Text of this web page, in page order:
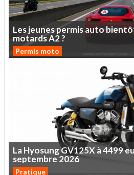
Lesjeunespermisauto
motardsA2?
Permis moto
LaHyosungGV125X à4499
septembre2026
Pratique